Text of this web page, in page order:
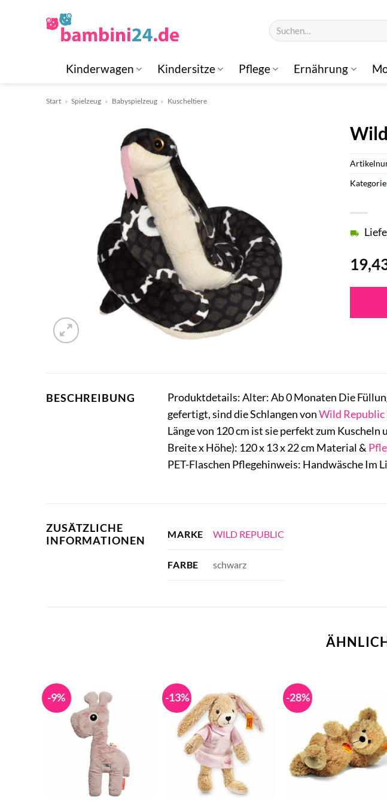
Suchen
nach:
Kinderwagen Kindersitze Pflege Ernährung
Start » Spielzeug » Babyspielzeug » Kuscheltiere
BESCHREIBUNG
Produktdetails: Alter: Ab 0 Monaten Die
gefertigt, sind die Schlangen vonWild Republic
Länge von 120 cm ist sie perfekt zum
Breite x Höhe): 120 x 13 x 22 cm Material &
PET-Flaschen Pflegehinweis: Handwäsche
ZUSÄTZLICHE
INFORMATIONEN
MARKE WILD REPUBLIC
FARBE schwarz
-9% -13% -28%